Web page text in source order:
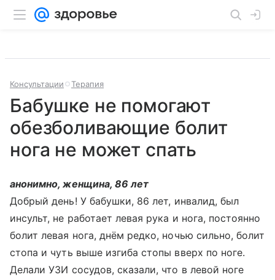
Консультации Терапия
Бабушке не помогают
обезболивающие болит
нога не может спать
анонимно, женщина, 86 лет
Добрый день! У бабушки, 86 лет, инвалид, был
инсульт, не работает левая рука и нога, постоянно
болит левая нога, днём редко, ночью сильно, болит
стопа и чуть выше изгиба стопы вверх по ноге.
Делали УЗИ сосудов, сказали, что в левой ноге